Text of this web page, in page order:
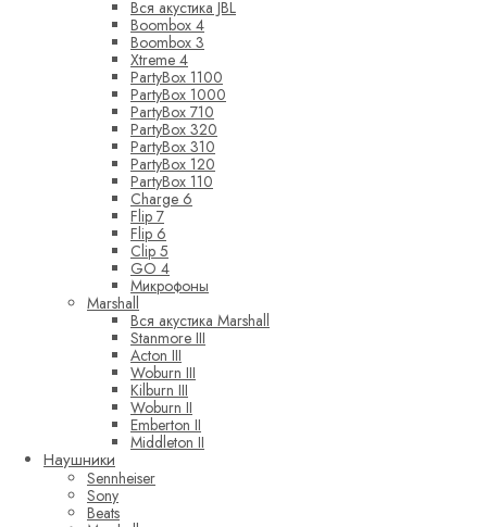
Вся акустика JBL
Boombox 4
Boombox 3
Xtreme 4
PartyBox 1100
PartyBox 1000
PartyBox 710
PartyBox 320
PartyBox 310
PartyBox 120
PartyBox 110
Charge 6
Flip 7
Flip 6
Clip 5
GO 4
Микрофоны
Marshall
Вся акустика Marshall
Stanmore III
Acton III
Woburn III
Kilburn III
Woburn II
Emberton II
Middleton II
Наушники
Sennheiser
Sony
Beats